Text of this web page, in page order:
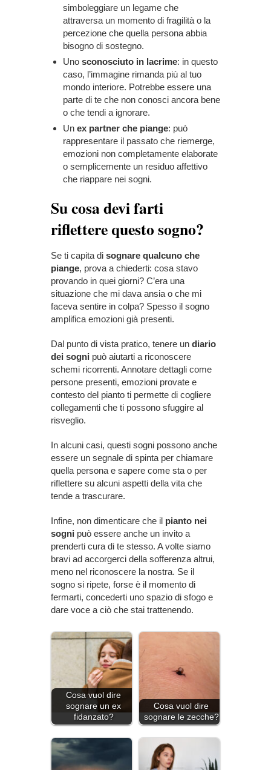
simboleggiare un legame che
attraversa un momento di fragilità o la
percezione che quella persona abbia
bisogno di sostegno.
Uno sconosciuto in lacrime: in questo
caso, l’immagine rimanda più al tuo
mondo interiore. Potrebbe essere una
parte di te che non conosci ancora bene
o che tendi a ignorare.
Un ex partner che piange: può
rappresentare il passato che riemerge,
emozioni non completamente elaborate
o semplicemente un residuo affettivo
che riappare nei sogni.
Su cosa devi farti
riflettere questo sogno?
Se ti capita di sognare qualcuno che
piange, prova a chiederti: cosa stavo
provando in quei giorni? C’era una
situazione che mi dava ansia o che mi
faceva sentire in colpa? Spesso il sogno
amplifica emozioni già presenti.
Dal punto di vista pratico, tenere un diario
dei sogni può aiutarti a riconoscere
schemi ricorrenti. Annotare dettagli come
persone presenti, emozioni provate e
contesto del pianto ti permette di cogliere
collegamenti che ti possono sfuggire al
risveglio.
In alcuni casi, questi sogni possono anche
essere un segnale di spinta per chiamare
quella persona e sapere come sta o per
riflettere su alcuni aspetti della vita che
tende a trascurare.
Infine, non dimenticare che il pianto nei
sogni può essere anche un invito a
prenderti cura di te stesso. A volte siamo
bravi ad accorgerci della sofferenza altrui,
meno nel riconoscere la nostra. Se il
sogno si ripete, forse è il momento di
fermarti, concederti uno spazio di sfogo e
dare voce a ciò che stai trattenendo.
Cosa vuol dire
sognare un ex
fidanzato?
Cosa vuol dire
sognare le zecche?